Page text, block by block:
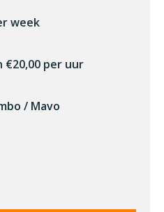
week
€20,00 per uur
/ Mavo